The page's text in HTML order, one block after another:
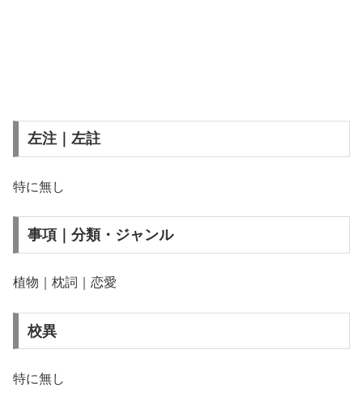
左注｜左註
特に無し
事項｜分類・ジャンル
植物｜枕詞｜恋愛
校異
特に無し